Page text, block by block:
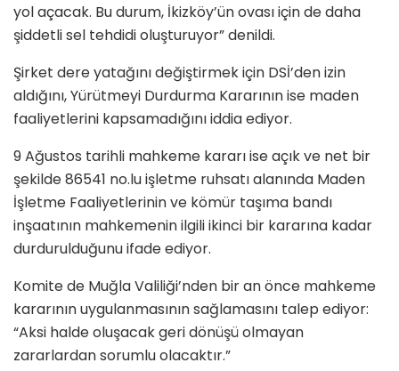
yol açacak. Bu durum, İkizköy’ün ovası için de daha
şiddetli sel tehdidi oluşturuyor” denildi.
Şirket dere yatağını değiştirmek için DSİ’den izin
aldığını, Yürütmeyi Durdurma Kararının ise maden
faaliyetlerini kapsamadığını iddia ediyor.
9 Ağustos tarihli mahkeme kararı ise açık ve net bir
şekilde 86541 no.lu işletme ruhsatı alanında Maden
İşletme Faaliyetlerinin ve kömür taşıma bandı
inşaatının mahkemenin ilgili ikinci bir kararına kadar
durdurulduğunu ifade ediyor.
Komite de Muğla Valiliği’nden bir an önce mahkeme
kararının uygulanmasının sağlamasını talep ediyor:
“Aksi halde oluşacak geri dönüşü olmayan
zararlardan sorumlu olacaktır.”